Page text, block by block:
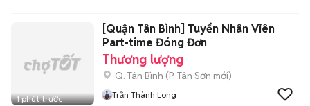
1 phút trước
[Quận Tân Bình] Tuyển Nhân Viên
Part-time Đóng Đơn
Thương lượng
Q. Tân Bình (P. Tân Sơn mới)
Trần Thành Long